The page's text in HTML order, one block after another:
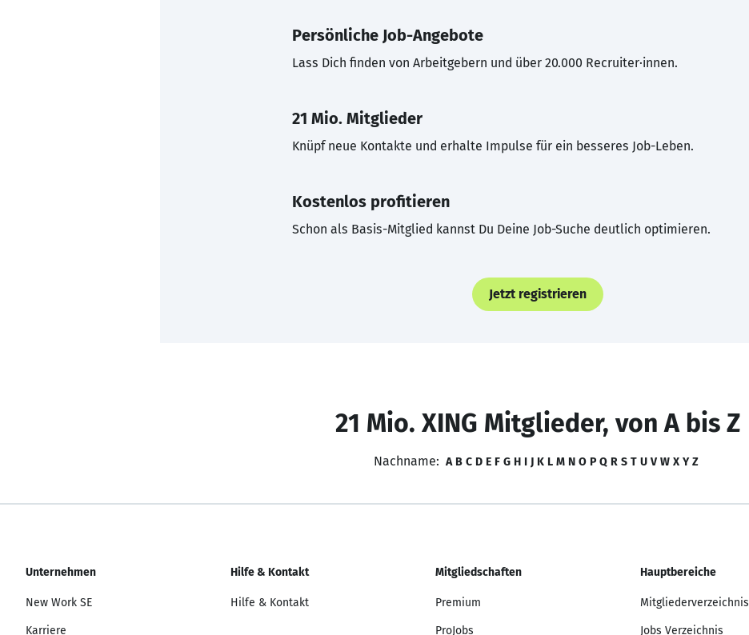
Persönliche Job-Angebote
Lass Dich finden von Arbeitgebern und über 20.000 Recruiter·innen.
21 Mio. Mitglieder
Knüpf neue Kontakte und erhalte Impulse für ein besseres Job-Leben.
Kostenlos profitieren
Schon als Basis-Mitglied kannst Du Deine Job-Suche deutlich optimieren.
Jetzt registrieren
21 Mio. XING Mitglieder, von A bis Z
Nachname: A B C D E F G H I J K L M N O P Q R S T U V W X Y Z
Unternehmen
New Work SE
Karriere
Hilfe & Kontakt
Hilfe & Kontakt
Mitgliedschaften
Premium
ProJobs
Hauptbereiche
Mitgliederverzeichnis
Jobs Verzeichnis